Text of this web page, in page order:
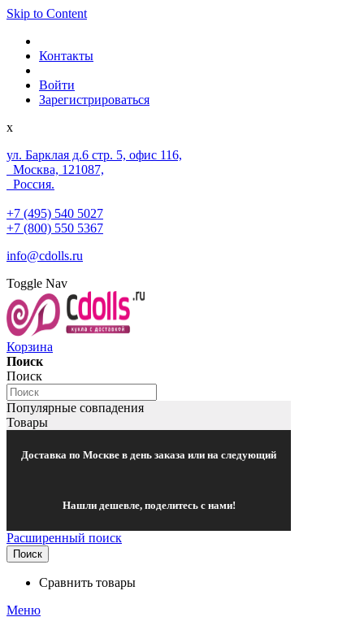
Skip to Content
Контакты
Войти
Зарегистрироваться
x
ул. Барклая д.6 стр. 5, офис 116,
Москва, 121087,
Россия.
+7 (495) 540 5027
+7 (800) 550 5367
info@cdolls.ru
Toggle Nav
Корзина
Поиск
Поиск
Популярные совпадения
Товары
Доставка по Москве в день заказа или на следующий
Нашли дешевле, поделитесь с нами!
Расширенный поиск
Поиск
Сравнить товары
Меню